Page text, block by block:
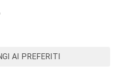
AI PREFERITI